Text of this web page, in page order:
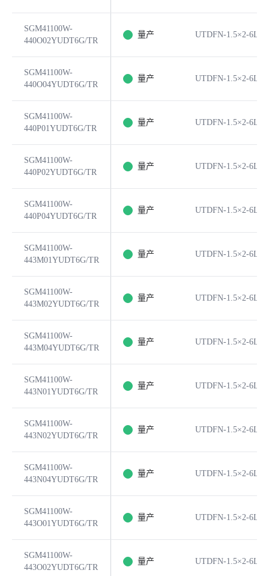
SGM41100W-
440O02YUDT6G/TR
量产 UTDFN-1.5×2-6L
SGM41100W-
440O04YUDT6G/TR
量产 UTDFN-1.5×2-6L
SGM41100W-
440P01YUDT6G/TR
量产 UTDFN-1.5×2-6L
SGM41100W-
440P02YUDT6G/TR
量产 UTDFN-1.5×2-6L
SGM41100W-
440P04YUDT6G/TR
量产 UTDFN-1.5×2-6L
SGM41100W-
443M01YUDT6G/TR
量产 UTDFN-1.5×2-6L
SGM41100W-
443M02YUDT6G/TR
量产 UTDFN-1.5×2-6L
SGM41100W-
443M04YUDT6G/TR
量产 UTDFN-1.5×2-6L
SGM41100W-
443N01YUDT6G/TR
量产 UTDFN-1.5×2-6L
SGM41100W-
443N02YUDT6G/TR
量产 UTDFN-1.5×2-6L
SGM41100W-
443N04YUDT6G/TR
量产 UTDFN-1.5×2-6L
SGM41100W-
443O01YUDT6G/TR
量产 UTDFN-1.5×2-6L
SGM41100W-
443O02YUDT6G/TR
量产 UTDFN-1.5×2-6L